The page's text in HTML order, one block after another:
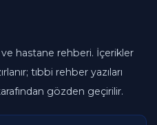
hastane rehberi. İçerikler
tıbbi rehber yazıları
gözden geçirilir.